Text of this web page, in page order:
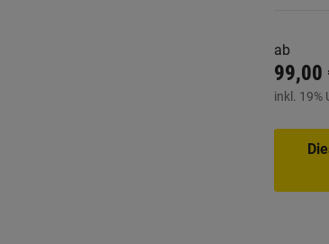
ab
99,00
inkl. 19%